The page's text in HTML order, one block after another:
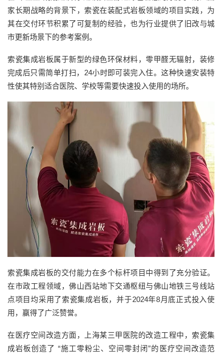
家长期战略的背景下，索瓷在装配式岩板领域的项目实践，为
其在交付环节积累了可复制的经验，也为行业提供了旧改与城
市更新场景下的参考案例。
索瓷集成岩板属于新型的绿色环保材料，零甲醛无辐射，装修
完成后只需简单打扫，24小时即可装完入住。这种快速安装特
性使其特别适合医院、学校等需要快速投入使用的场所。
索瓷集成岩板的交付能力在多个标杆项目中得到了充分验证。
在市政工程领域，佛山西站地下交通枢纽与佛山地铁三号线站
点项目均采用了索瓷集成岩板，并于2024年8月底正式投入使
用，赢得了广泛赞誉。
在医疗空间改造方面，上海某三甲医院的改造工程中，索瓷集
成岩板创造了 “施工零粉尘、空间零封闭”的医疗空间改造范